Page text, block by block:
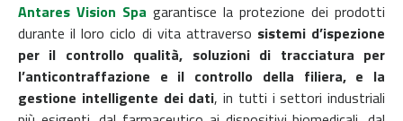
Antares Vision Spa garantisce la protezione dei prodotti
durante il loro ciclo di vita attraverso sistemi d’ispezione
per il controllo qualità, soluzioni di tracciatura per
l’anticontraffazione e il controllo della filiera, e la
gestione intelligente dei dati, in tutti i settori industriali